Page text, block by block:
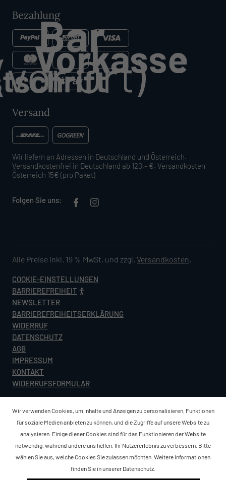
Bezahlung
Versand
Wir liefern an Adressen in Deutschland und Österreich.
Versandkostenfrei in Deutschland ab 120,- €. Versandkosten
Österreich 15€ (pro Paket)
Folgen Sie uns:
Alle Preise inkl. 19 % MwSt. und zzgl. Versandkosten.
COOKIE-EINSTELLUNGEN
BARRIEREFREIHEIT
NEWSLETTER
BARRIEREFREIHEITSERKLÄRUNG
WIDERRUF
DATENSCHUTZ
AGB
IMPRESSUM
KONTAKT
WIDERRUFSFORMULAR
Wir verwenden Cookies, um Inhalte und Anzeigen zu personalisieren, Funktionen
für soziale Medien anbieten zu können, und die Zugriffe auf unsere Website zu
analysieren. Einige dieser Cookies sind für das Funktionieren der Website
notwendig, während andere uns helfen, Ihr Nutzererlebnis zu verbessern. Bitte
wählen Sie aus, welche Cookies Sie zulassen möchten. Weitere Informationen
finden Sie in unserer Datenschutz